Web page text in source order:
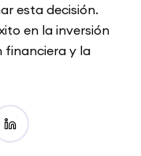
esta decisión.
en la inversión
financiera y la